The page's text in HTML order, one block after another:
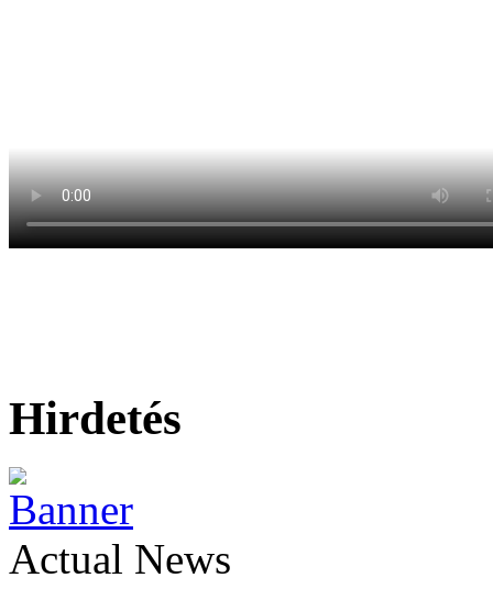
Hirdetés
Actual News